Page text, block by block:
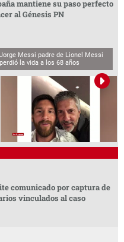
mantiene su paso perfecto
al Génesis PN
Jorge Messi padre de Lionel Messi
perdió la vida a los 68 años
comunicado por captura de
vinculados al caso